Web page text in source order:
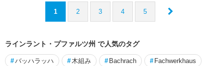
デ
ン
1 2 3 4 5
ラインラント・プファルツ州 で人気のタグ
#バッハラッハ # 木組み # Bachrach # Fachwerkhaus